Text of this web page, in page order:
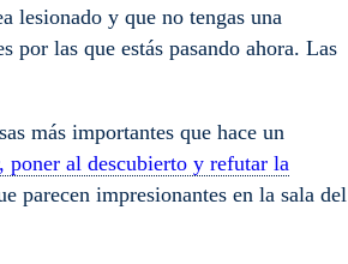
lesionado y que no tengas una
por las que estás pasando ahora. Las
más importantes que hace un
poner al descubierto y refutar la
parecen impresionantes en la sala del